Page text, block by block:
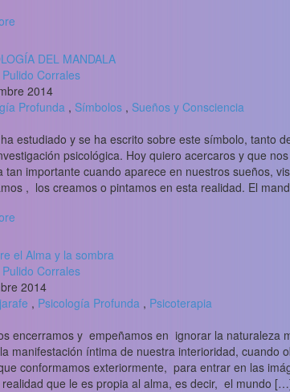
DEL MANDALA
Corrales
2014
Profunda, Símbolos, Sueños y Consciencia
estudiado y se ha escrito sobre este símbolo, tanto
psicológica. Hoy quiero acercaros y que
tan importante cuando aparece en nuestros sueños,
, los creamos o pintamos en esta realidad. El
el Alma y la sombra
Corrales
2014
, Psicología Profunda, Psicoterapia
encerramos y empeñamos en ignorar la naturaleza
manifestación íntima de nuestra interioridad, cuando
conformamos exteriormente, para entrar en las
realidad que le es propia al alma, es decir, el mundo